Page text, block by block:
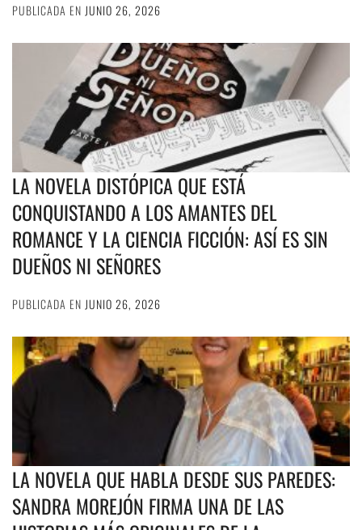
PUBLICADA EN JUNIO 26, 2026
LA NOVELA DISTÓPICA QUE ESTÁ
CONQUISTANDO A LOS AMANTES DEL
ROMANCE Y LA CIENCIA FICCIÓN: ASÍ ES SIN
DUEÑOS NI SEÑORES
PUBLICADA EN JUNIO 26, 2026
LA NOVELA QUE HABLA DESDE SUS PAREDES:
SANDRA MOREJÓN FIRMA UNA DE LAS